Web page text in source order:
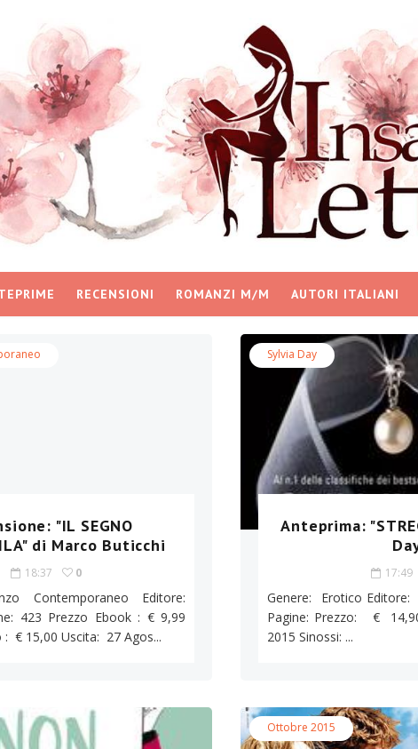
RECENSIONI ROMANZI M/M AUTORI ITALIANI
"IL SEGNO
di Marco Buticchi
18:37 0
Contemporaneo Editore:
423 Prezzo Ebook : € 9,99
: € 15,00 Uscita: 27 Agos...
Sylvia Day
Anteprima:
17:49
Genere: Erotico
Pagine: Prezzo: €
2015 Sinossi: ...
Ottobre 2015